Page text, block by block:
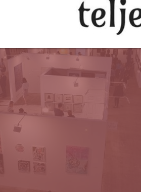
BŐVEBBEN: KEZDD AZ ÚJ ÉVET